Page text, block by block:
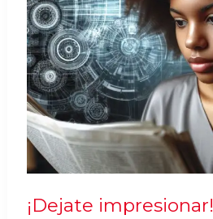
¡Dejate impresionar!